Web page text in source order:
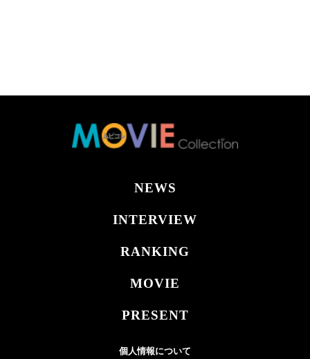
NEWS
INTERVIEW
RANKING
MOVIE
PRESENT
個人情報について